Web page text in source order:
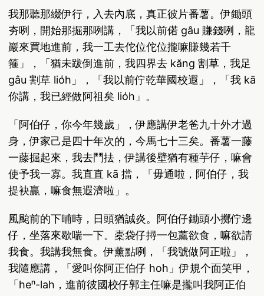
我那聽那綴伊行，入去內底，真正彼片番薯。伊鋤頭
夯咧，開始那掘那咧講，「我以前偌 gâu 賺錢咧，龍
巖來買地進前，我一工去佗位佗位攏嘛賺幾若千
箍」，「猶未跋倒進前，我四界去 kăng 割草，我足
gâu 割草 lio̍h」，「我以前佇乾華國校遐」，「我 kā
你講，我已經做阿祖矣 lio̍h」。
「阿伯仔，你今年幾歲」，伊應講伊老爸九十外才過
身，伊家己是四十年次的，今馬七十三矣。番薯一藤
一藤掘起來，我去鬥抾，伊講後壁猶有種芋仔，嘛會
使予我一寡。我直直 kā 擋，「毋通啦，阿伯仔，我
提袂贏，嘛食無遐濟啦」。
風颱前的下晡時，日頭猶誠炎。阿伯仔鋤頭小擲佇邊
仔，坐落來歇喘一下。橐袋仔撏一包薰欲食，嘛欲請
我食。我講我無食。伊薰點咧，「我號做阿正啦」，
我隨應講，「愛叫你阿正伯仔 ho͘h」伊規个面笑甲，
「heⁿ-lah，進前彼國校仔郭主任嘛是攏叫我阿正伯